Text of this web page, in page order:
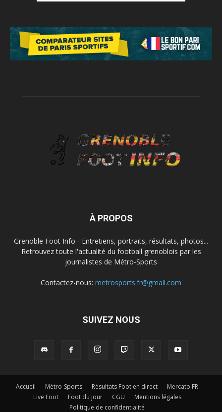
À PROPOS
Grenoble Foot Info - Entretiens, portraits, résultats, photos...
Retrouvez toute l'actualité du football grenoblois par les
journalistes de Métro-Sports
Contactez-nous: metrosports.fr@gmail.com
SUIVEZ NOUS
Accueil Métro-Sports Résultats Foot en direct
Mercato FR
Live Foot
Foot du jour CGU
Mentions légales
Politique de confidentialité